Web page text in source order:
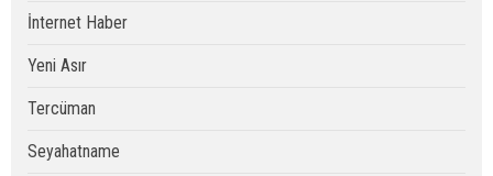
İnternet Haber
Yeni Asır
Tercüman
Seyahatname